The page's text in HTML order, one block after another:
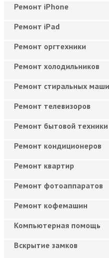
Ремонт iPhone
Ремонт iPad
Ремонт оргтехники
Ремонт холодильников
Ремонт стиральных
Ремонт телевизоров
Ремонт бытовой техники
Ремонт кондиционеров
Ремонт квартир
Ремонт фотоаппаратов
Ремонт кофемашин
Компьютерная помощь
Вскрытие замков